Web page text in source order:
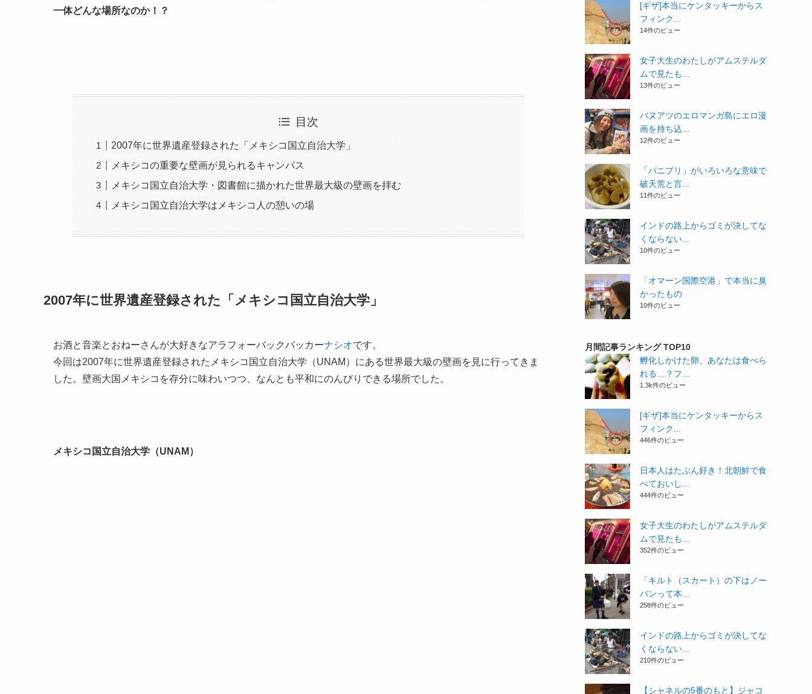
一体どんな場所なのか！？
目次
2007年に世界遺産登録された「メキシコ国立自治大学」
メキシコの重要な壁画が見られるキャンパス
メキシコ国立自治大学・​図書館に描かれた世界最大級の壁画を拝む
メキシコ国立自治大学はメキシコ人の憩いの場
2007年に世界遺産登録された「メキシコ国立自治大学」
お酒と音楽とおねーさんが大好きなアラフォーバックパッカーナシオです。
今回は2007年に世界遺産登録されたメキシコ国立自治大学（UNAM）にある世界最大級の壁画を見に行ってきま
した。壁画大国メキシコを存分に味わいつつ、なんとも平和にのんびりできる場所でした。
メキシコ国立自治大学（UNAM）​
[ギザ]本当にケンタッキーからス
フィンク...
14件のビュー
女子大生のわたしがアムステルダ
ムで見たも...
13件のビュー
バヌアツのエロマンガ島にエロ漫
画を持ち込...
12件のビュー
「パニプリ」がいろいろな意味で
破天荒と言...
11件のビュー
インドの路上からゴミが決してな
くならない...
10件のビュー
「オマーン国際空港」で本当に臭
かったもの
10件のビュー
月間記事ランキング TOP10
孵化しかけた卵、あなたは食べら
れる…？フ...
1.3k件のビュー
[ギザ]本当にケンタッキーからス
フィンク...
446件のビュー
日本人はたぶん好き！北朝鮮で食
べておいし...
444件のビュー
女子大生のわたしがアムステルダ
ムで見たも...
352件のビュー
「キルト（スカート）の下はノー
パンって本...
258件のビュー
インドの路上からゴミが決してな
くならない...
210件のビュー
【シャネルの5番のもと】ジャコ